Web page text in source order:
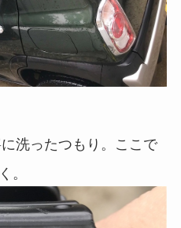
洗ったつもり。ここで
。